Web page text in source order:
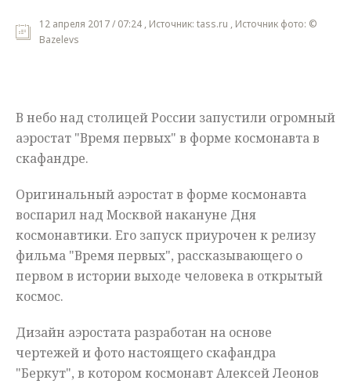
Общество
Происшествия
12 апреля 2017 / 07:24 , Источник: tass.ru , Источник фото: ©
Bazelevs
В небо над столицей России запустили огромный
аэростат "Время первых" в форме космонавта в
скафандре.
Оригинальный аэростат в форме космонавта
воспарил над Москвой накануне Дня
космонавтики. Его запуск приурочен к релизу
фильма "Время первых", рассказывающего о
первом в истории выходе человека в открытый
космос.
Дизайн аэростата разработан на основе
чертежей и фото настоящего скафандра
"Беркут", в котором космонавт Алексей Леонов